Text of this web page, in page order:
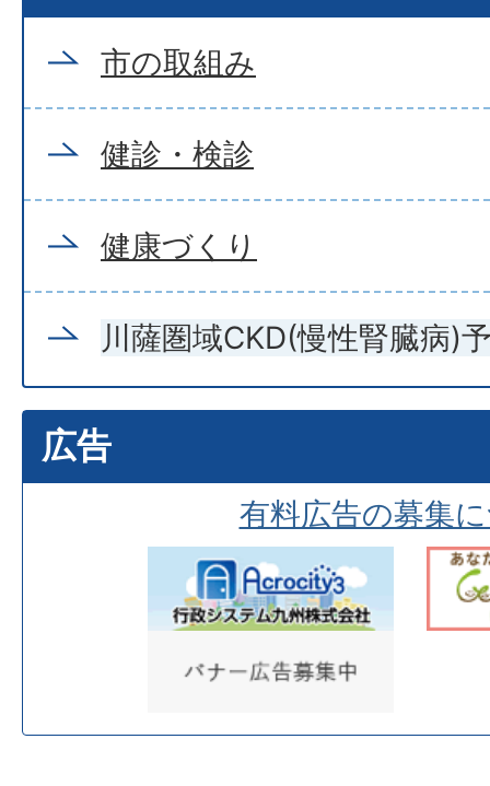
市の取組み
健診・検診
健康づくり
川薩圏域CKD(慢性腎臓病)
広告
有料広告の募集